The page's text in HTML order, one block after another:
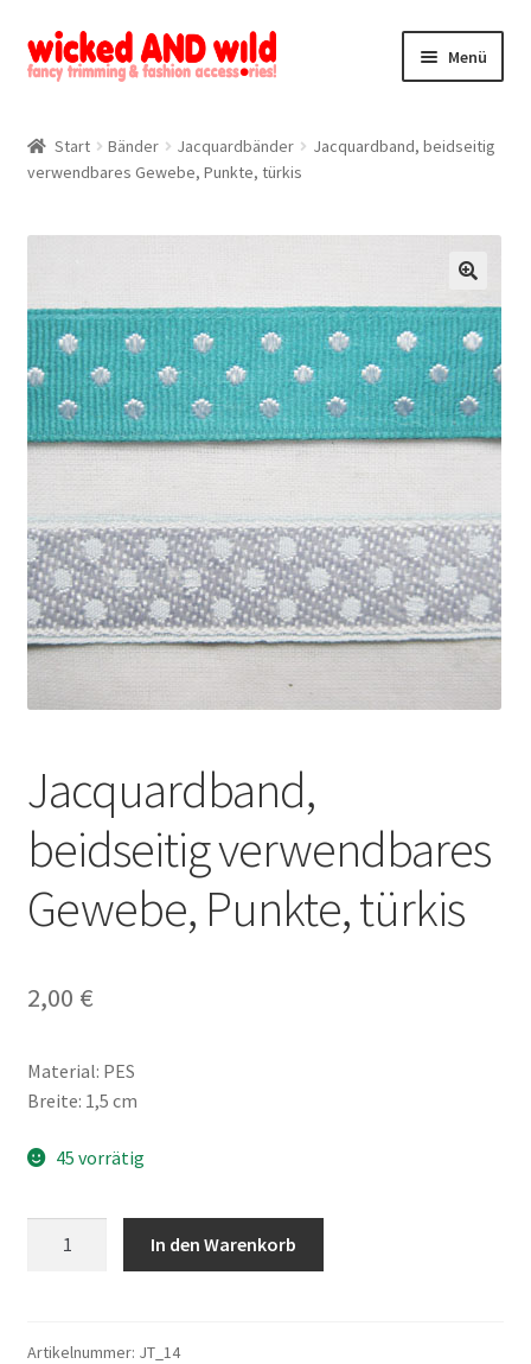
Zur
Navigation
Zum
Inhalt
Menü
Kategorien
Mein Konto
Kontakt
Start Bänder Jacquardbänder
Jacquardband, beidseitig
verwendbares Gewebe, Punkte, türkis
🔍
Jacquardband,
beidseitig verwendbares
Gewebe, Punkte, türkis
2,00 €
Material: PES
Breite: 1,5 cm
45 vorrätig
Punkte,
In den Warenkorb
Artikelnummer: JT_14